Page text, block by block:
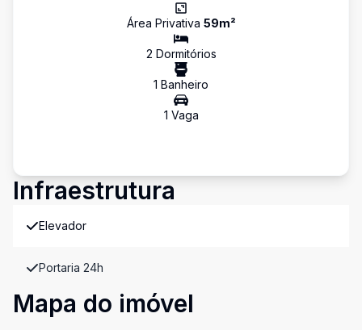
Área Privativa 59m²
2 Dormitórios
1 Banheiro
1 Vaga
Infraestrutura
Elevador
Portaria 24h
Mapa do imóvel